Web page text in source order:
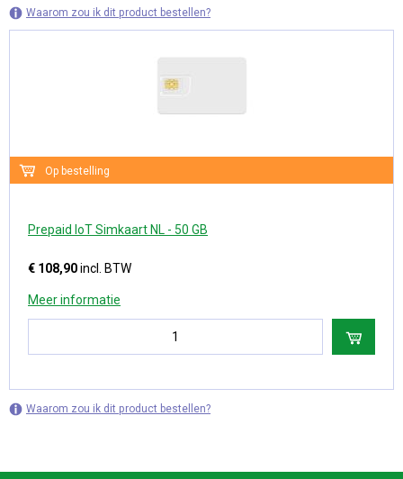
Waarom zou ik dit product bestellen?
Op bestelling
Prepaid IoT Simkaart NL - 50 GB
€ 108,90incl. BTW
Meer informatie
Waarom zou ik dit product bestellen?